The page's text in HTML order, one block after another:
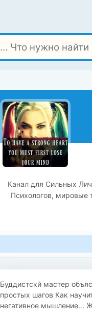
Канал для Сильных
Психологов, мировые
Буддистскй мастер
простых шагов Как
негативное мышление...